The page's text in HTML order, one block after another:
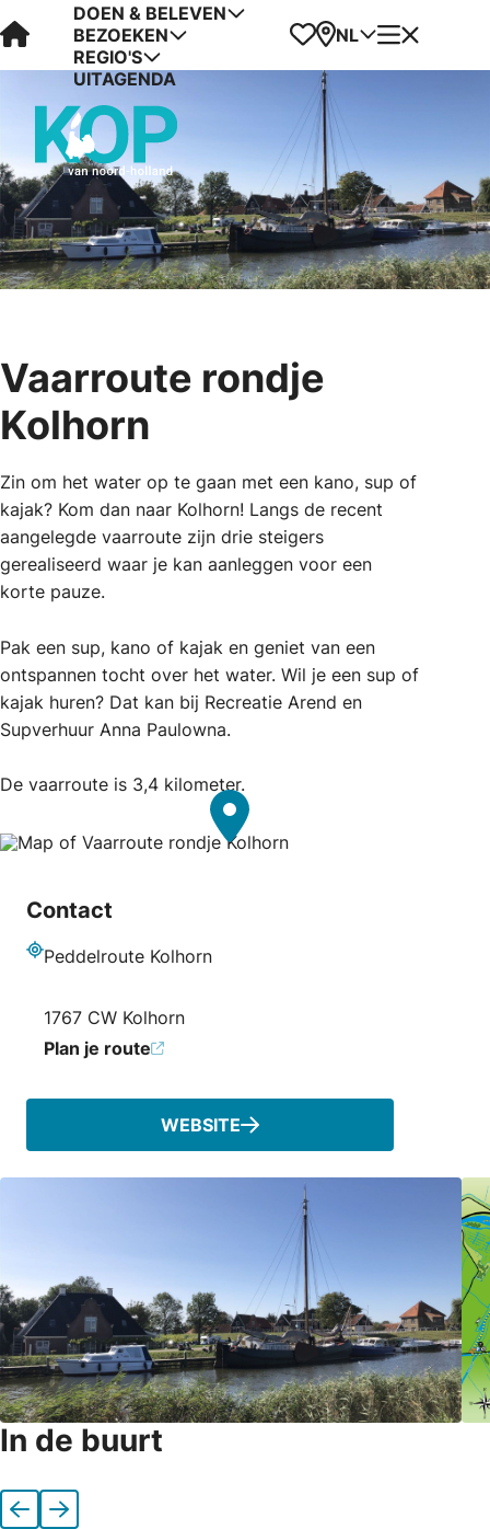
Visit Kop van Holland
DOEN & BELEVEN
BEZOEKEN
REGIO'S
UITAGENDA
Favorieten
Kaart
NL Menu
Vaarroute rondje
Kolhorn
Zin om het water op te gaan met een kano, sup of
kajak? Kom dan naar Kolhorn! Langs de recent
aangelegde vaarroute zijn drie steigers
gerealiseerd waar je kan aanleggen voor een
korte pauze.
Pak een sup, kano of kajak en geniet van een
ontspannen tocht over het water. Wil je een sup of
kajak huren? Dat kan bij Recreatie Arend en
Supverhuur Anna Paulowna.
De vaarroute is 3,4 kilometer.
Contact
Peddelroute Kolhorn
1767 CW Kolhorn
Plan je route
WEBSITE
In de buurt
VorigeVolgende